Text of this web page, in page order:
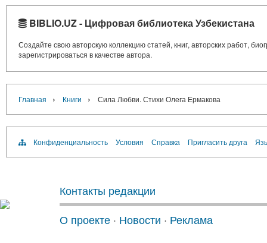
BIBLIO.UZ - Цифровая библиотека Узбекистана
Создайте свою авторскую коллекцию статей, книг, авторских работ,
зарегистрироваться в качестве автора.
Главная › Книги › Сила Любви. Стихи Олега Ермакова
Конфиденциальность Условия Справка Пригласить друга
Контакты редакции
О проекте · Новости · Реклама